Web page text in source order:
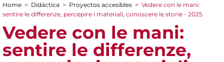
You are here
Home > Didáctica > Proyectos accesibles > Vedere con le mani:
sentire le differenze, percepire i materiali, conoscere le storie - 2025
Vedere con le mani:
sentire le differenze,